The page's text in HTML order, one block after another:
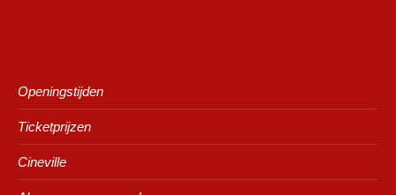
Openingstijden
Ticketprijzen
Cineville